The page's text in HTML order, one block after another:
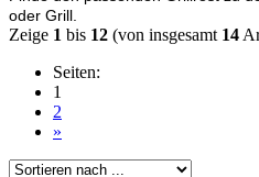
oder Grill.
Zeige 1 bis 12 (von insgesamt 14
Seiten:
1
2
»